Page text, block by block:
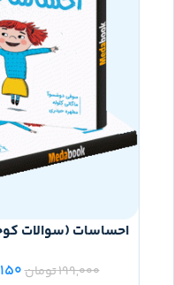
احساسات (سوالات
199,000تومان